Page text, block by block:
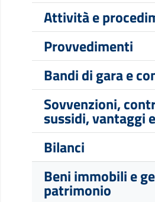
Attività e
Provvedimenti
Bandi di gara e
Sovvenzioni,
sussidi, vantaggi
Bilanci
Beni immobili e
patrimonio